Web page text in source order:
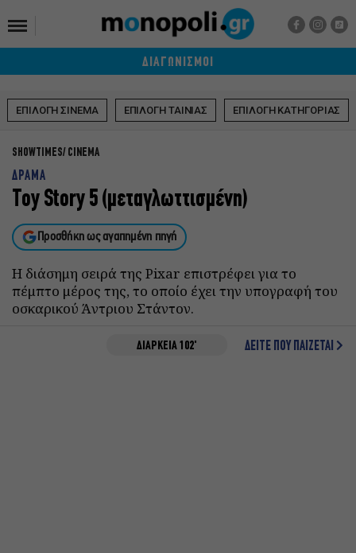
ΔΙΑΓΩΝΙΣΜΟΙ
ΕΠΙΛΟΓΗ ΣΙΝΕΜΑ ΕΠΙΛΟΓΗ ΤΑΙΝΙΑΣ ΕΠΙΛΟΓΗ ΚΑΤΗΓΟΡΙΑΣ
SHOWTIMES CINEMA
ΔΡΑΜΑ
Toy Story 5 (μεταγλωττισμένη)
Προσθήκη ως αγαπημένη πηγή
Η διάσημη σειρά της Pixar επιστρέφει για το
πέμπτο μέρος της, το οποίο έχει την υπογραφή του
οσκαρικού Άντριου Στάντον.
ΔΙΑΡΚΕΙΑ 102' ΔΕΙΤΕ ΠΟΥ ΠΑΙΖΕΤΑΙ